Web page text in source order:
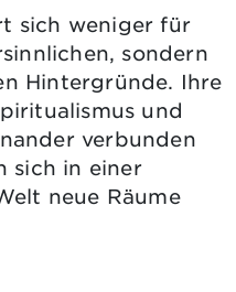
sich weniger für
sondern
Hintergründe. Ihre
und
verbunden
sich in einer
neue Räume